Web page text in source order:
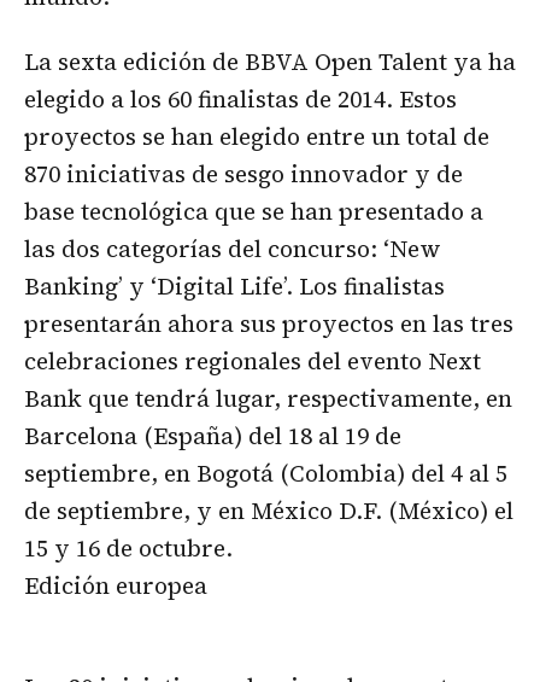
La sexta edición de BBVA Open Talent ya ha
elegido a los 60 finalistas de 2014. Estos
proyectos se han elegido entre un total de
870 iniciativas de sesgo innovador y de
base tecnológica que se han presentado a
las dos categorías del concurso: ‘New
Banking’ y ‘Digital Life’. Los finalistas
presentarán ahora sus proyectos en las tres
celebraciones regionales del evento Next
Bank que tendrá lugar, respectivamente, en
Barcelona (España) del 18 al 19 de
septiembre, en Bogotá (Colombia) del 4 al 5
de septiembre, y en México D.F. (México) el
15 y 16 de octubre.
Edición europea